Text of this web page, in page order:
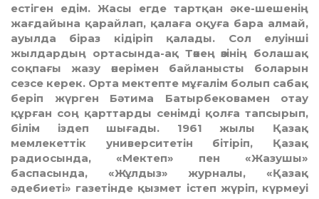
естіген едім. Жасы егде тартқан әке-шешенің
жағдайына қарайлап, қалаға оқуға бара алмай,
ауылда біраз кідіріп қалады. Сол елуінші
жылдардың ортасында-ақ Төкең өзінің болашақ
соқпағы жазу өнерімен байланысты боларын
сезсе керек. Орта мектепте мұғалім болып сабақ
беріп жүрген Бәтима Батырбековамен отау
құрған соң қарттарды сенімді қолға тапсырып,
білім іздеп шығады. 1961 жылы Қазақ
мемлекеттік университетін бітіріп, Қазақ
радиосында, «Мектеп» пен «Жазушы»
баспасында, «Жұлдыз» журналы, «Қазақ
әдебиеті» газетінде қызмет істеп жүріп, күрмеуі